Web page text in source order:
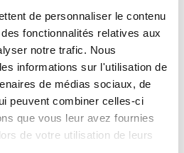
de personnaliser le contenu
fonctionnalités relatives aux
notre trafic. Nous
informations sur l'utilisation de
de médias sociaux, de
peuvent combiner celles-ci
que vous leur avez fournies
de votre utilisation de leurs
les avis sur ce site